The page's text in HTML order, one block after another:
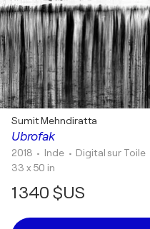
Ubrofak
Sumit Mehndiratta
2018 • Inde • Digital sur Toile
33 x 50 in
1 340 $US